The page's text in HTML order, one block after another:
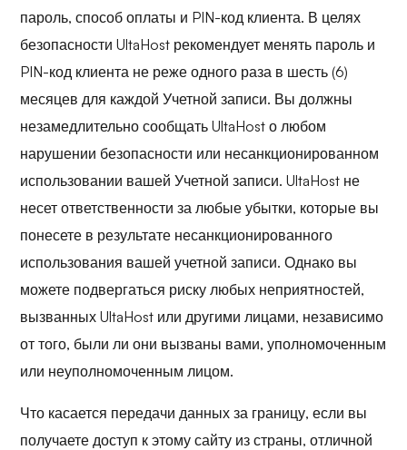
пароль, способ оплаты и PIN-код клиента. В целях
безопасности UltaHost рекомендует менять пароль и
PIN-код клиента не реже одного раза в шесть (6)
месяцев для каждой Учетной записи. Вы должны
незамедлительно сообщать UltaHost о любом
нарушении безопасности или несанкционированном
использовании вашей Учетной записи. UltaHost не
несет ответственности за любые убытки, которые вы
понесете в результате несанкционированного
использования вашей учетной записи. Однако вы
можете подвергаться риску любых неприятностей,
вызванных UltaHost или другими лицами, независимо
от того, были ли они вызваны вами, уполномоченным
или неуполномоченным лицом.
Что касается передачи данных за границу, если вы
получаете доступ к этому сайту из страны, отличной